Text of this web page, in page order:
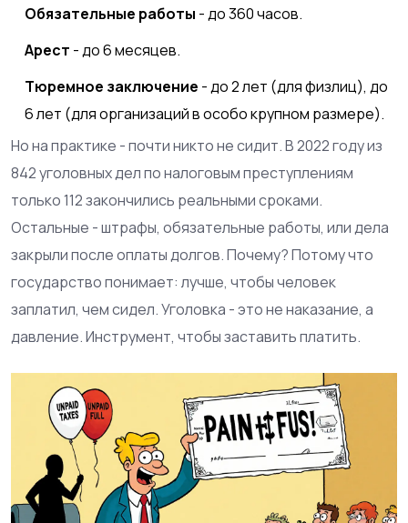
Обязательные работы - до 360 часов.
Арест - до 6 месяцев.
Тюремное заключение - до 2 лет (для физлиц), до
6 лет (для организаций в особо крупном размере).
Но на практике - почти никто не сидит. В 2022 году из
842 уголовных дел по налоговым преступлениям
только 112 закончились реальными сроками.
Остальные - штрафы, обязательные работы, или дела
закрыли после оплаты долгов. Почему? Потому что
государство понимает: лучше, чтобы человек
заплатил, чем сидел. Уголовка - это не наказание, а
давление. Инструмент, чтобы заставить платить.